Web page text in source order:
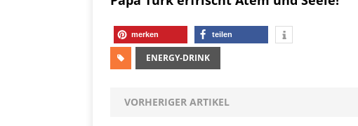
merken teilen
ENERGY-DRINK
VORHERIGER ARTIKEL